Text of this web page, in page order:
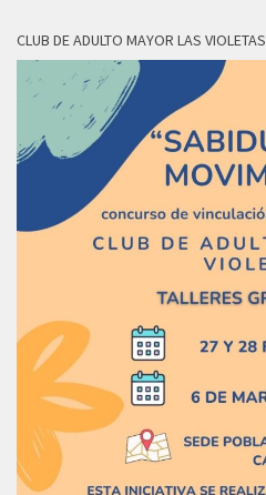
CLUB DE ADULTO MAYOR LAS VIOLETAS